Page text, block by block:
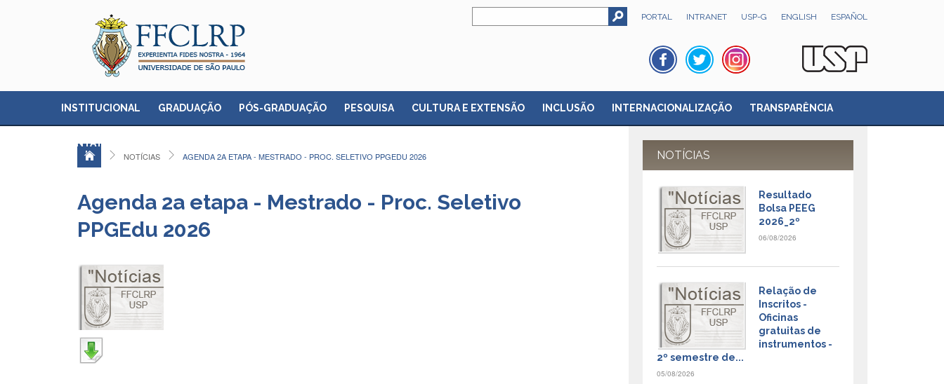
PORTAL INTRANET USP-G ENGLISH ESPAÑOL
INSTITUCIONAL GRADUAÇÃO PÓS-GRADUAÇÃO PESQUISA CULTURA E EXTENSÃO INCLUSÃO INTERNACIONALIZAÇÃO TRANSPARÊNCIA
CONTATO
NOTÍCIAS
AGENDA 2A ETAPA - MESTRADO - PROC. SELETIVO PPGEDU 2026
Agenda 2a etapa - Mestrado - Proc. Seletivo
PPGEdu 2026
NOTÍCIAS
Resultado
Bolsa PEEG
2026_2º
06/08/2026
Relação de
Inscritos -
Oficinas
gratuitas de
instrumentos -
2º semestre de...
05/08/2026